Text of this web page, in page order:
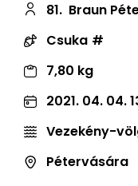
81. Braun
Csuka
7,80 kg
2021. 04. 04.
Vezekény-
Pétervására